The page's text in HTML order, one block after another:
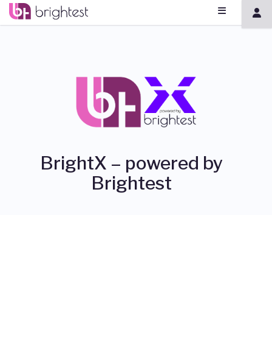
BrightX – powered by
Brightest